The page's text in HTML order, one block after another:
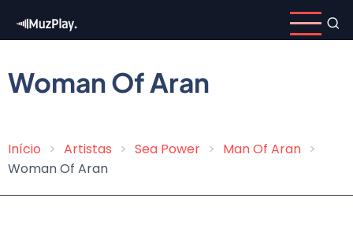
para
conteúdo
principal
Woman Of Aran
Trilha
Início Artistas Sea Power
Man Of Aran
Woman Of Aran